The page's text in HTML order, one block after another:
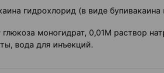
гидрохлорид (в виде
глюкоза моногидрат, 0,01М раствор
вода для инъекций.